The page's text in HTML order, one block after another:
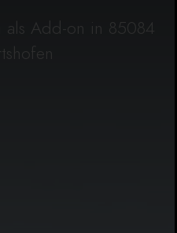
als Add-on in 85084